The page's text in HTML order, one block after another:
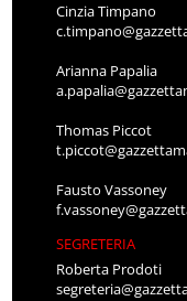
Cinzia Timpano
Arianna Papalia
Thomas Piccot
Fausto Vassoney
SEGRETERIA
Roberta Prodoti